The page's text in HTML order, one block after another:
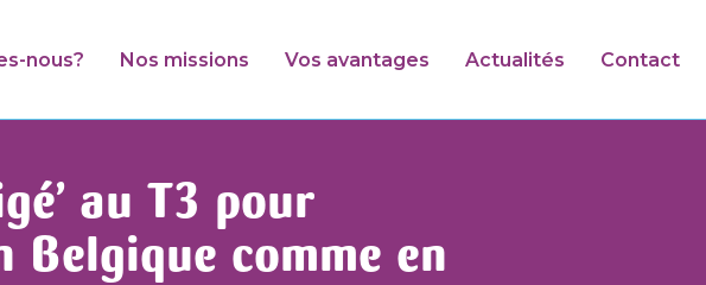
nous? Nos missions Vos avantages Actualités Contact
au T3 pour
Belgique comme en